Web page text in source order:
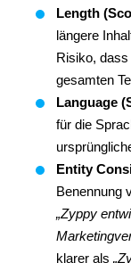
Length
längere
Risiko,
gesamten
Language
für die
Entity
Benennung
„Zyppy
klarer als